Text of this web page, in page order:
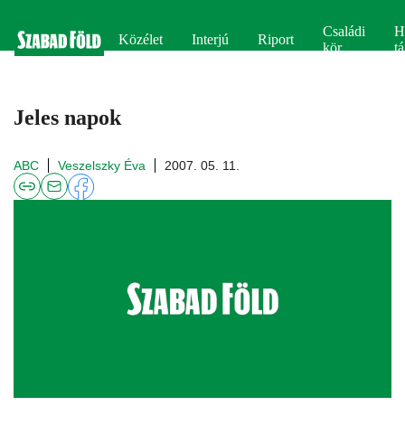
Közélet Interjú Riport
Családi
kör
Jeles napok
ABC Veszelszky Éva 2007. 05. 11.